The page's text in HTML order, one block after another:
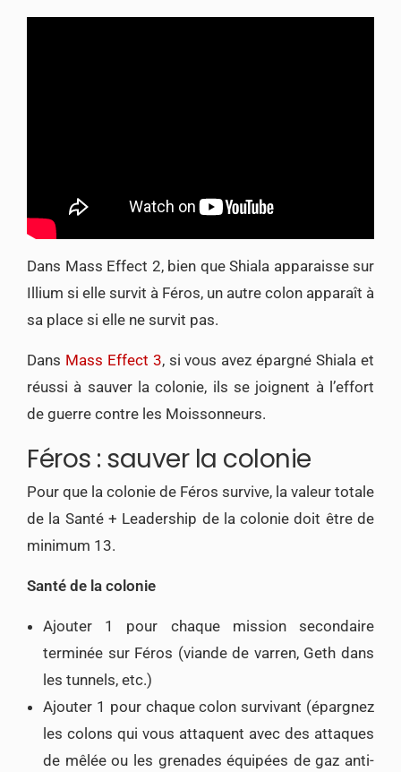
Dans Mass Effect 2, bien que Shiala apparaisse sur
Illium si elle survit à Féros, un autre colon apparaît à
sa place si elle ne survit pas.
Dans Mass Effect 3, si vous avez épargné Shiala et
réussi à sauver la colonie, ils se joignent à l’effort
de guerre contre les Moissonneurs.
Féros : sauver la colonie
Pour que la colonie de Féros survive, la valeur totale
de la Santé + Leadership de la colonie doit être de
minimum 13.
Santé de la colonie
Ajouter 1 pour chaque mission secondaire
terminée sur Féros (viande de varren, Geth dans
les tunnels, etc.)
Ajouter 1 pour chaque colon survivant (épargnez
les colons qui vous attaquent avec des attaques
de mêlée ou les grenades équipées de gaz anti-